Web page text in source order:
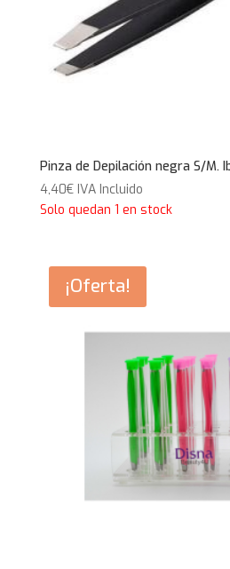
Pinza de Depilación negra S/M.
4,40€ IVA Incluido
Solo quedan 1 en stock
¡Oferta!